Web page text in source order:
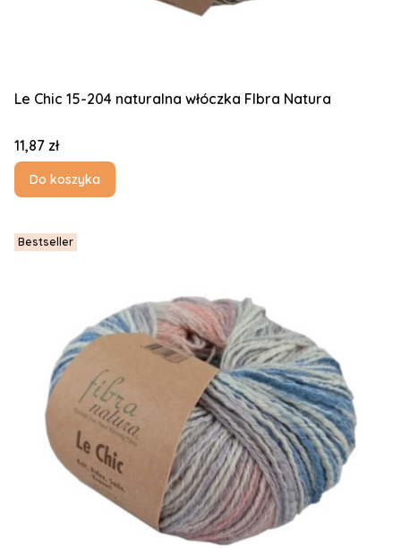
Le Chic 15-204 naturalna włóczka FIbra Natura
Cena
11,87 zł
Do koszyka
Bestseller